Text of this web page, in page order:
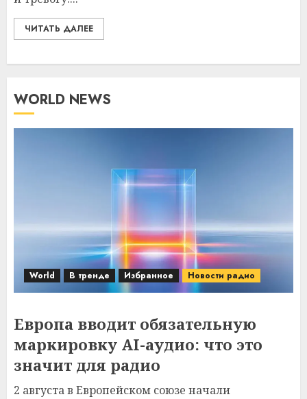
ЧИТАТЬ ДАЛЕЕ
WORLD NEWS
World В тренде Избранное Новости радио
Европа вводит обязательную
маркировку AI-аудио: что это
значит для радио
2 августа в Европейском союзе начали